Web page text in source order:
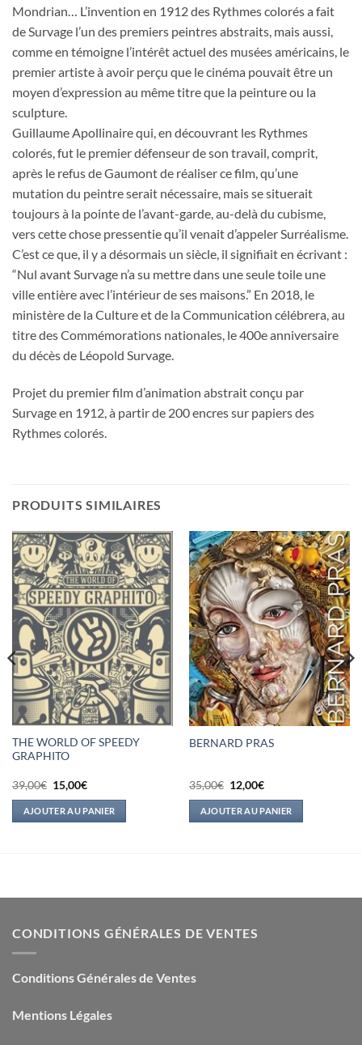
Mondrian… L’invention en 1912 des Rythmes colorés a fait
de Survage l’un des premiers peintres abstraits, mais aussi,
comme en témoigne l’intérêt actuel des musées américains, le
premier artiste à avoir perçu que le cinéma pouvait être un
moyen d’expression au même titre que la peinture ou la
sculpture.
Guillaume Apollinaire qui, en découvrant les Rythmes
colorés, fut le premier défenseur de son travail, comprit,
après le refus de Gaumont de réaliser ce film, qu’une
mutation du peintre serait nécessaire, mais se situerait
toujours à la pointe de l’avant-garde, au-delà du cubisme,
vers cette chose pressentie qu’il venait d’appeler Surréalisme.
C’est ce que, il y a désormais un siècle, il signifiait en écrivant :
“Nul avant Survage n’a su mettre dans une seule toile une
ville entière avec l’intérieur de ses maisons.” En 2018, le
ministère de la Culture et de la Communication célébrera, au
titre des Commémorations nationales, le 400e anniversaire
du décès de Léopold Survage.
Projet du premier film d’animation abstrait conçu par
Survage en 1912, à partir de 200 encres sur papiers des
Rythmes colorés.
PRODUITS SIMILAIRES
THE WORLD OF SPEEDY
GRAPHITO
39,00€ Le
prix
initial
était :
39,00€.
15,00€Le
actuel
est :
15,00€.
AJOUTER AU PANIER
BERNARD PRAS
35,00€ Le
prix
initial
était :
35,00€.
12,00€Le
actuel
est :
12,00€.
AJOUTER AU PANIER
CONDITIONS GÉNÉRALES DE VENTES
Conditions Générales de Ventes
Mentions Légales